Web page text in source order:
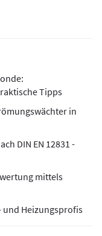
Tipps
in
DIN EN 12831 -
mittels
und Heizungsprofis